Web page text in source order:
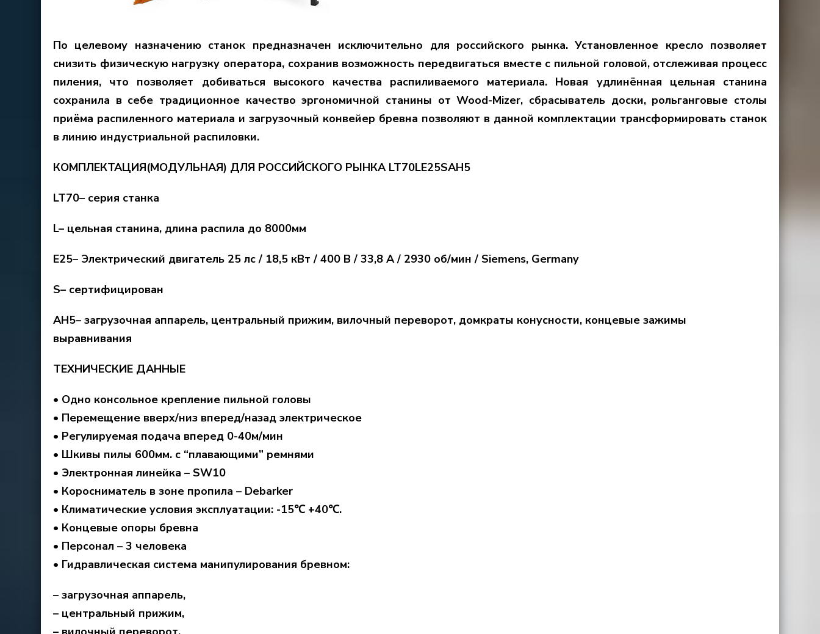
По целевому назначению станок предназначен исключительно для российского рынка. Установленное кресло позволяет
снизить физическую нагрузку оператора, сохранив возможность передвигаться вместе с пильной головой, отслеживая процесс
пиления, что позволяет добиваться высокого качества распиливаемого материала. Новая удлинённая цельная станина
сохранила в себе традиционное качество эргономичной станины от Wood-Mizer, сбрасыватель доски, рольганговые столы
приёма распиленного материала и загрузочный конвейер бревна позволяют в данной комплектации трансформировать станок
в линию индустриальной распиловки.
КОМПЛЕКТАЦИЯ(МОДУЛЬНАЯ) ДЛЯ РОССИЙСКОГО РЫНКА LT70LE25SAH5
LT70– серия станка
L– цельная станина, длина распила до 8000мм
E25– Электрический двигатель 25 лс / 18,5 кВт / 400 В / 33,8 А / 2930 об/мин / Siemens, Germany
S– сертифицирован
AH5– загрузочная аппарель, центральный прижим, вилочный переворот, домкраты конусности, концевые зажимы
выравнивания
ТЕХНИЧЕСКИЕ ДАННЫЕ
• Одно консольное крепление пильной головы
• Перемещение вверх/низ вперед/назад электрическое
• Регулируемая подача вперед 0-40м/мин
• Шкивы пилы 600мм. с “плавающими” ремнями
• Электронная линейка – SW10
• Коросниматель в зоне пропила – Debarker
• Климатические условия эксплуатации: -15℃ +40℃.
• Концевые опоры бревна
• Персонал – 3 человека
• Гидравлическая система манипулирования бревном:
– загрузочная аппарель,
– центральный прижим,